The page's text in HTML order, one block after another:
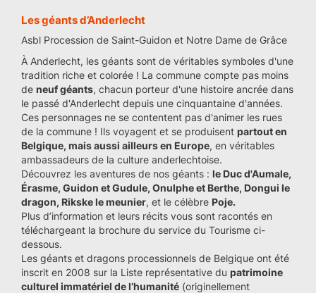
Les géants d’Anderlecht
Asbl Procession de Saint-Guidon et Notre Dame de Grâce
À Anderlecht, les géants sont de véritables symboles d'une
tradition riche et colorée ! La commune compte pas moins
de neuf géants, chacun porteur d'une histoire ancrée dans
le passé d'Anderlecht depuis une cinquantaine d'années.
Ces personnages ne se contentent pas d'animer les rues
de la commune ! Ils voyagent et se produisent partout en
Belgique, mais aussi ailleurs en Europe, en véritables
ambassadeurs de la culture anderlechtoise.
Découvrez les aventures de nos géants : le Duc d'Aumale,
Érasme, Guidon et Gudule, Onulphe et Berthe, Dongui le
dragon, Rikske le meunier, et le célèbre Poje.
Plus d’information et leurs récits vous sont racontés en
téléchargeant la brochure du service du Tourisme ci-
dessous.
Les géants et dragons processionnels de Belgique ont été
inscrit en 2008 sur la Liste représentative du patrimoine
culturel immatériel de l’humanité (originellement